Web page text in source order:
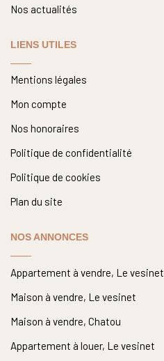
Nos actualités
LIENS UTILES
Mentions légales
Mon compte
Nos honoraires
Politique de confidentialité
Politique de cookies
Plan du site
NOS ANNONCES
Appartement à vendre, Le vesinet
Maison à vendre, Le vesinet
Maison à vendre, Chatou
Appartement à louer, Le vesinet